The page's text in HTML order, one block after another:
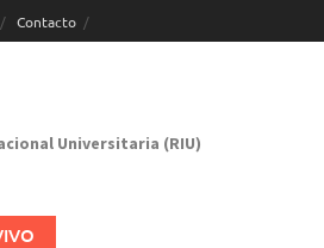
Contacto
Universitaria (RIU)